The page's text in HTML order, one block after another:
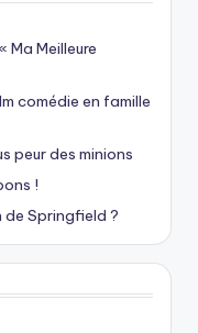
Ma Meilleure
comédie en famille
peur des minions
!
de Springfield ?